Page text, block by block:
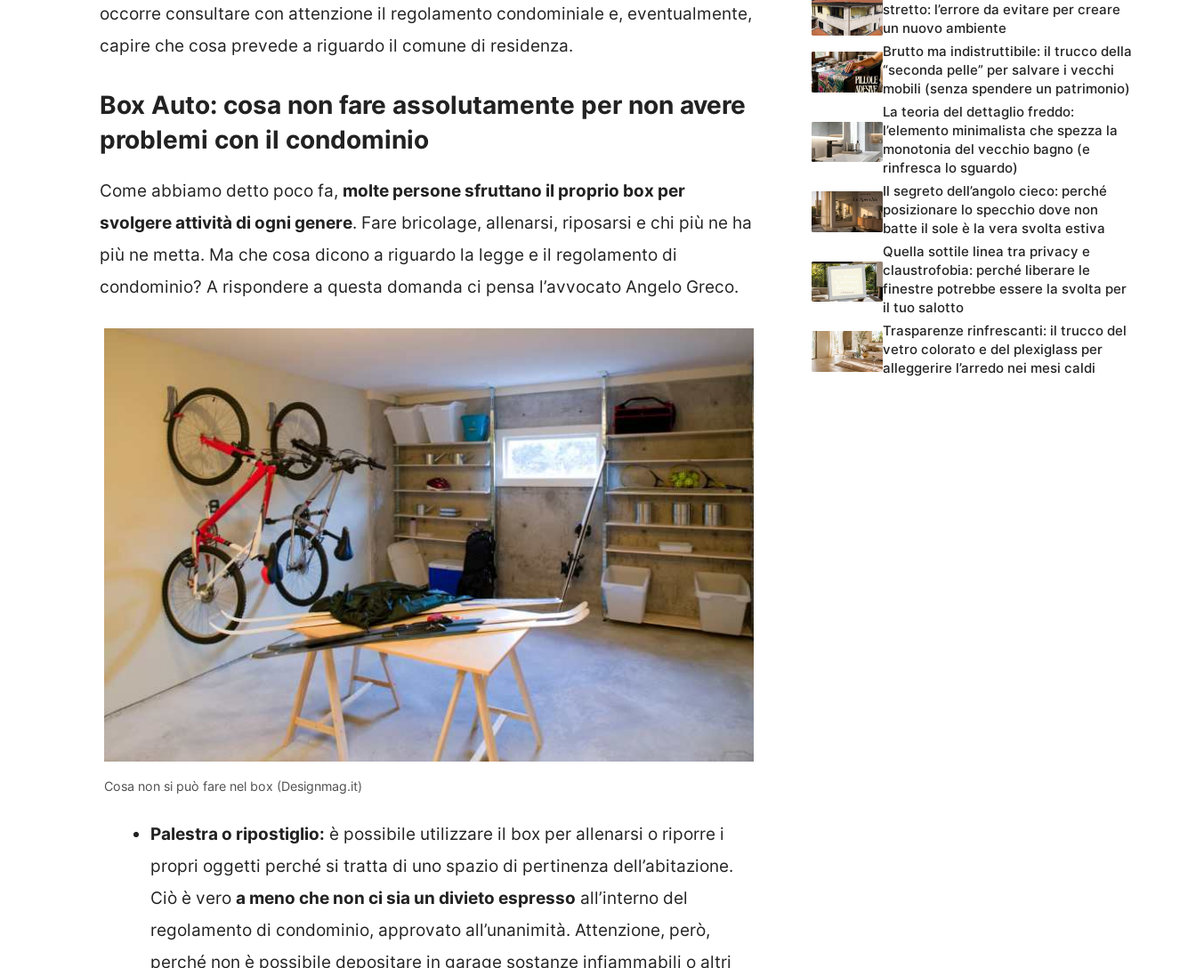
occorre consultare con attenzione il regolamento condominiale e, eventualmente,
capire che cosa prevede a riguardo il comune di residenza.
Box Auto: cosa non fare assolutamente per non avere
problemi con il condominio
Come abbiamo detto poco fa, molte persone sfruttano il proprio box per
svolgere attività di ogni genere. Fare bricolage, allenarsi, riposarsi e chi più ne ha
più ne metta. Ma che cosa dicono a riguardo la legge e il regolamento di
condominio? A rispondere a questa domanda ci pensa l’avvocato Angelo Greco.
Cosa non si può fare nel box (Designmag.it)
Palestra o ripostiglio: è possibile utilizzare il box per allenarsi o riporre i
propri oggetti perché si tratta di uno spazio di pertinenza dell’abitazione.
Ciò è vero a meno che non ci sia un divieto espresso all’interno del
regolamento di condominio, approvato all’unanimità. Attenzione, però,
perché non è possibile depositare in garage sostanze infiammabili o altri
stretto: l’errore da evitare per creare
un nuovo ambiente
Brutto ma indistruttibile: il trucco della
“seconda pelle” per salvare i vecchi
mobili (senza spendere un patrimonio)
La teoria del dettaglio freddo:
l’elemento minimalista che spezza la
monotonia del vecchio bagno (e
rinfresca lo sguardo)
Il segreto dell’angolo cieco: perché
posizionare lo specchio dove non
batte il sole è la vera svolta estiva
Quella sottile linea tra privacy e
claustrofobia: perché liberare le
finestre potrebbe essere la svolta per
il tuo salotto
Trasparenze rinfrescanti: il trucco del
vetro colorato e del plexiglass per
alleggerire l’arredo nei mesi caldi